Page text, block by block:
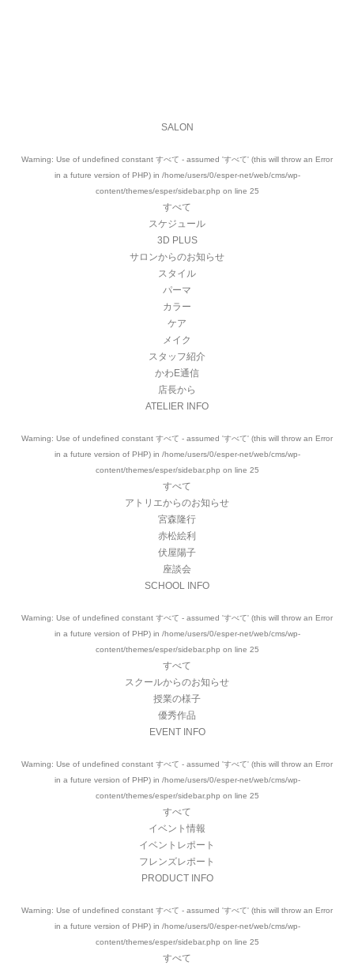
SALON
Warning: Use of undefined constant すべて - assumed 'すべて' (this will throw an Error
in a future version of PHP) in /home/users/0/esper-net/web/cms/wp-
content/themes/esper/sidebar.php on line 25
すべて
スケジュール
3D PLUS
サロンからのお知らせ
スタイル
パーマ
カラー
ケア
メイク
スタッフ紹介
かわE通信
店長から
ATELIER INFO
Warning: Use of undefined constant すべて - assumed 'すべて' (this will throw an Error
in a future version of PHP) in /home/users/0/esper-net/web/cms/wp-
content/themes/esper/sidebar.php on line 25
すべて
アトリエからのお知らせ
宮森隆行
赤松絵利
伏屋陽子
座談会
SCHOOL INFO
Warning: Use of undefined constant すべて - assumed 'すべて' (this will throw an Error
in a future version of PHP) in /home/users/0/esper-net/web/cms/wp-
content/themes/esper/sidebar.php on line 25
すべて
スクールからのお知らせ
授業の様子
優秀作品
EVENT INFO
Warning: Use of undefined constant すべて - assumed 'すべて' (this will throw an Error
in a future version of PHP) in /home/users/0/esper-net/web/cms/wp-
content/themes/esper/sidebar.php on line 25
すべて
イベント情報
イベントレポート
フレンズレポート
PRODUCT INFO
Warning: Use of undefined constant すべて - assumed 'すべて' (this will throw an Error
in a future version of PHP) in /home/users/0/esper-net/web/cms/wp-
content/themes/esper/sidebar.php on line 25
すべて